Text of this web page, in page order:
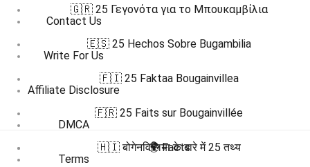
Contact Us
Write For Us
Affiliate Disclosure
DMCA
Terms
🇬🇷 25 Γεγονότα για το Μπουκαμβίλια
🇪🇸 25 Hechos Sobre Bugambilia
🇫🇮 25 Faktaa Bougainvillea
🇫🇷 25 Faits sur Bougainvillée
🇭🇮 बोगेनविलिया के बारे में 25 तथ्य
🌍 Facts